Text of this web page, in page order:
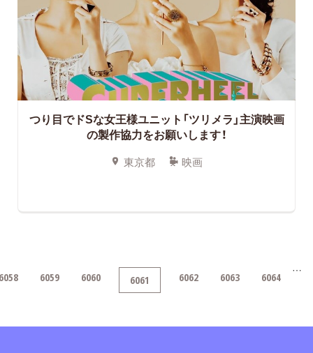
つり目でドSな女王様ユニット「ツリメラ」主演映画
の製作協力をお願いします！
東京都 映画
6059 6060 6061 6062 6063 6064 …